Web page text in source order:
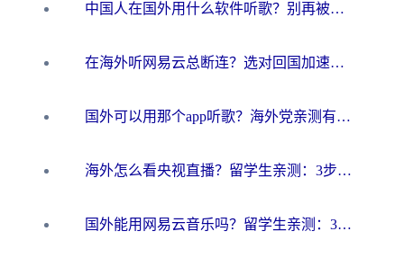
中国人在国外用什么软件听歌？别再被地域限制卡脖子，这篇教你轻松解锁国内音乐库
在海外听网易云总断连？选对回国加速器，告别地区限制和卡顿
国外可以用那个app听歌？海外党亲测有效的回国加速方案，轻松听国内音乐听书
海外怎么看央视直播？留学生亲测：3步解决版权限制+追剧自由
国外能用网易云音乐吗？留学生亲测：3步解决海外听歌难题